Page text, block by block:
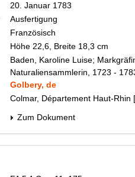
20. Januar 1783
Ausfertigung
Französisch
Höhe 22,6, Breite 18,3 cm
Baden, Karoline Luise;
Naturaliensammlerin, 1723 -
Golbery, de
Colmar, Département Haut-Rhin
Zum Dokument